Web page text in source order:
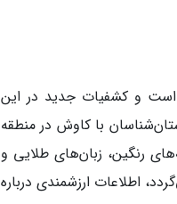
است و کشفیات جدید در این
با کاوش در منطقه
رنگین، زبان‌های طلایی و
اطلاعات ارزشمندی درباره